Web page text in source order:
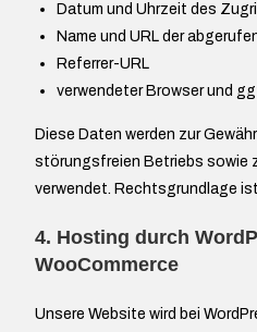
Datum und Uhrzeit des
Name und URL der
Referrer-URL
verwendeter Browser und
Diese Daten werden zur
störungsfreien Betriebs sowie
verwendet. Rechtsgrundlage
4. Hosting durch
WooCommerce
Unsere Website wird bei